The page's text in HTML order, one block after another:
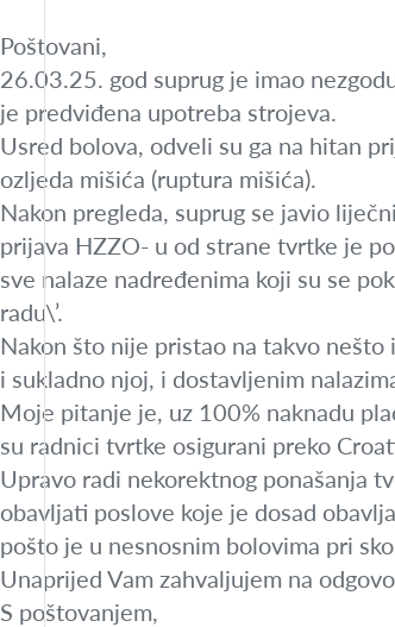
Poštovani,
26.03.25. god suprug je imao
je predviđena upotreba strojeva.
Usred bolova, odveli su ga na hitan
ozljeda mišića (ruptura mišića).
Nakon pregleda, suprug se javio
prijava HZZO- u od strane tvrtke je
sve nalaze nadređenima koji su se
radu\’.
Nakon što nije pristao na takvo
i sukladno njoj, i dostavljenim
Moje pitanje je, uz 100% naknadu
su radnici tvrtke osigurani preko
Upravo radi nekorektnog ponašanja
obavljati poslove koje je dosad
pošto je u nesnosnim bolovima pri
Unaprijed Vam zahvaljujem na
S poštovanjem,